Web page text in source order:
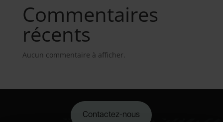
Commentaires
récents
Aucun commentaire à afficher.
Contactez-nous